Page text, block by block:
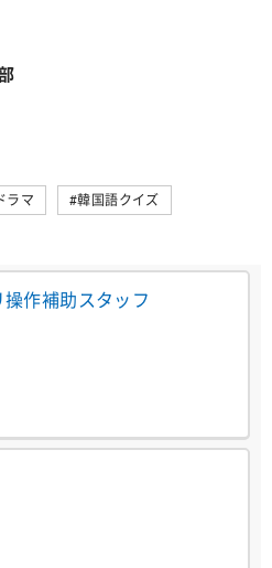
ラマ #韓国語クイズ
作補助スタッフ